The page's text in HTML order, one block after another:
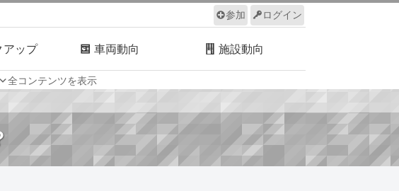
ログイン
参加
全コンテンツを表示
アップ 車両動向 施設動向
訪 ルール サイトについて